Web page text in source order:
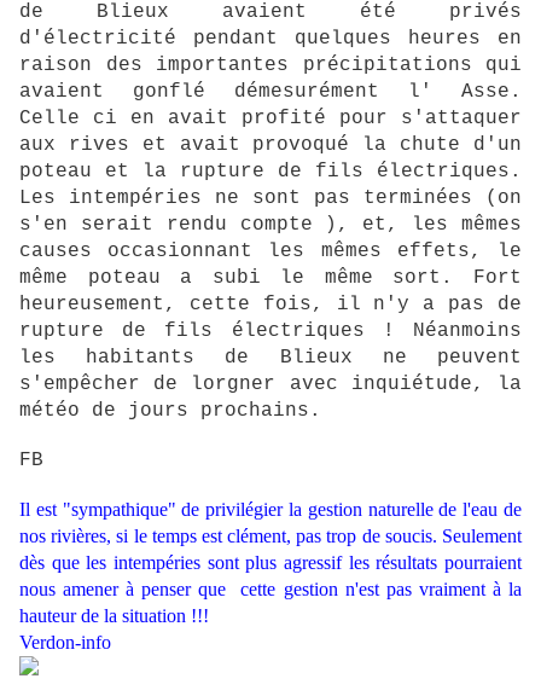
de Blieux avaient été privés
d'électricité pendant quelques heures en
raison des importantes précipitations qui
avaient gonflé démesurément l' Asse.
Celle ci en avait profité pour s'attaquer
aux rives et avait provoqué la chute d'un
poteau et la rupture de fils électriques.
Les intempéries ne sont pas terminées (on
s'en serait rendu compte ), et, les mêmes
causes occasionnant les mêmes effets, le
même poteau a subi le même sort. Fort
heureusement, cette fois, il n'y a pas de
rupture de fils électriques ! Néanmoins
les habitants de Blieux ne peuvent
s'empêcher de lorgner avec inquiétude, la
météo de jours prochains.
FB
Il est "sympathique" de privilégier la gestion naturelle de l'eau de
nos rivières, si le temps est clément, pas trop de soucis. Seulement
dès que les intempéries sont plus agressif les résultats pourraient
nous amener à penser que cette gestion n'est pas vraiment à la
hauteur de la situation !!!
Verdon-info